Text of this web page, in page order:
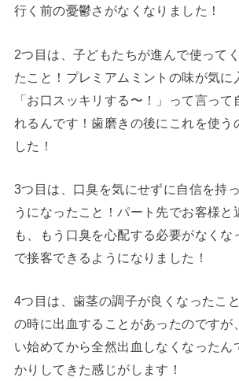
行く前の憂鬱さがなくなりました！
2つ目は、子どもたちが進んで使って
たこと！プレミアムミントの味が気に
「お口スッキリする〜！」って言って
れるんです！歯磨きの後にこれを使う
した！
3つ目は、口臭を気にせずに自信を持
うになったこと！パート先でお客様と
も、もう口臭を心配する必要がなくな
で接客できるようになりました！
4つ目は、歯茎の調子が良くなったこ
の時に出血することがあったのですが
い始めてから全然出血しなくなったん
かりしてきた感じがします！